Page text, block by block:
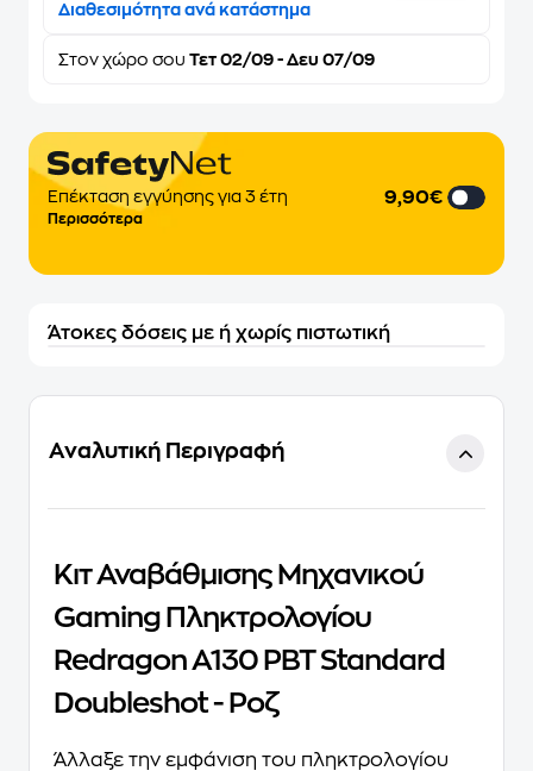
Διαθεσιμότητα ανά κατάστημα
Στον χώρο σου Τετ 02/09 - Δευ 07/09
Επέκταση εγγύησης για 3 έτη
Περισσότερα
9,90€
Άτοκες δόσεις με ή χωρίς πιστωτική
Αναλυτική Περιγραφή
Κιτ Αναβάθμισης Μηχανικού
Gaming Πληκτρολογίου
Redragon A130 PBT Standard
Doubleshot - Ροζ
Άλλαξε την εμφάνιση του πληκτρολογίου